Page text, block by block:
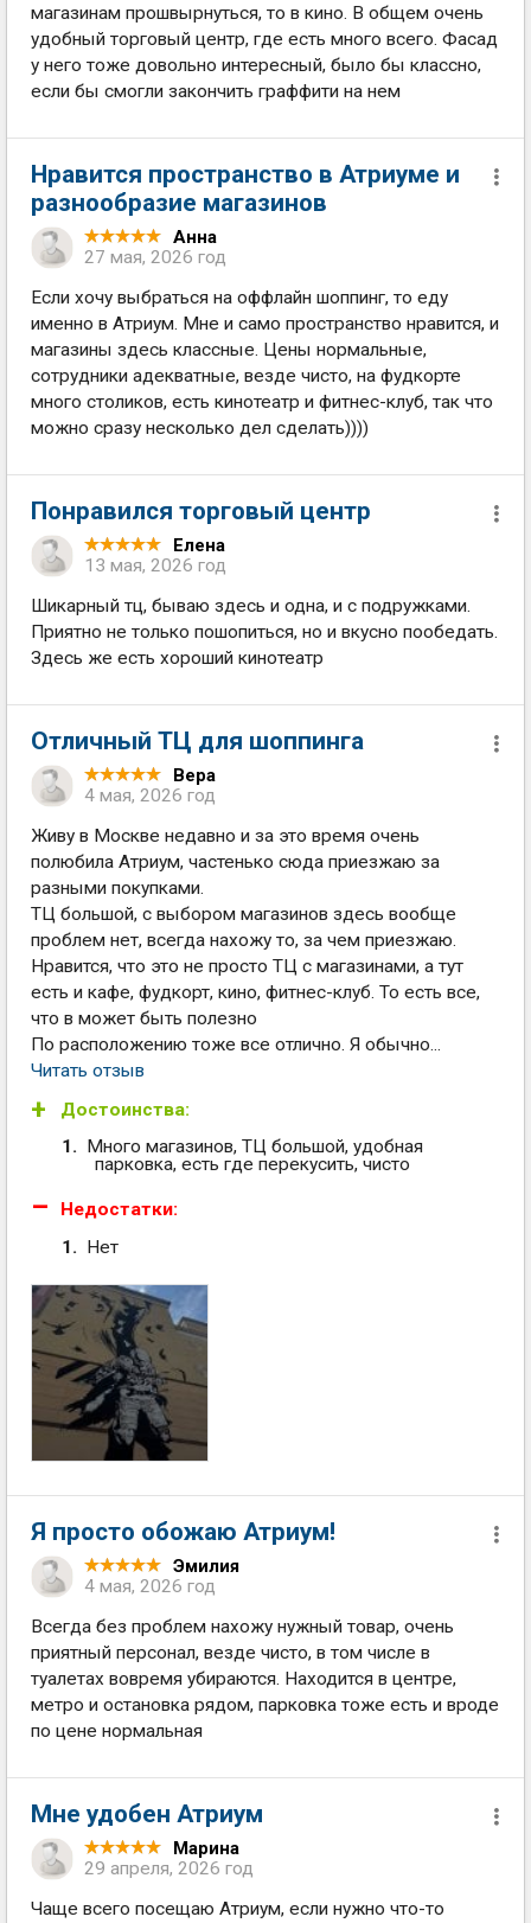
магазинам прошвырнуться, то в кино. В общем очень
удобный торговый центр, где есть много всего. Фасад
у него тоже довольно интересный, было бы классно,
если бы смогли закончить граффити на нем
Нравится пространство в Атриуме и
разнообразие магазинов
Анна
27 мая, 2026 год
Если хочу выбраться на оффлайн шоппинг, то еду
именно в Атриум. Мне и само пространство нравится, и
магазины здесь классные. Цены нормальные,
сотрудники адекватные, везде чисто, на фудкорте
много столиков, есть кинотеатр и фитнес-клуб, так что
можно сразу несколько дел сделать))))
Понравился торговый центр
Елена
13 мая, 2026 год
Шикарный тц, бываю здесь и одна, и с подружками.
Приятно не только пошопиться, но и вкусно пообедать.
Здесь же есть хороший кинотеатр
Отличный ТЦ для шоппинга
Вера
4 мая, 2026 год
Живу в Москве недавно и за это время очень
полюбила Атриум, частенько сюда приезжаю за
разными покупками.
ТЦ большой, с выбором магазинов здесь вообще
проблем нет, всегда нахожу то, за чем приезжаю.
Нравится, что это не просто ТЦ с магазинами, а тут
есть и кафе, фудкорт, кино, фитнес-клуб. То есть все,
что в может быть полезно
По расположению тоже все отлично. Я обычно...
Читать отзыв
Достоинства:
Много магазинов, ТЦ большой, удобная
парковка, есть где перекусить, чисто
Недостатки:
Нет
Я просто обожаю Атриум!
Эмилия
4 мая, 2026 год
Всегда без проблем нахожу нужный товар, очень
приятный персонал, везде чисто, в том числе в
туалетах вовремя убираются. Находится в центре,
метро и остановка рядом, парковка тоже есть и вроде
по цене нормальная
Мне удобен Атриум
Марина
29 апреля, 2026 год
Чаще всего посещаю Атриум, если нужно что-то